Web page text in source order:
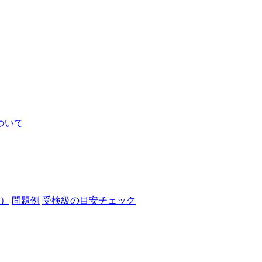
いて
問題例 受検級の目安チェック